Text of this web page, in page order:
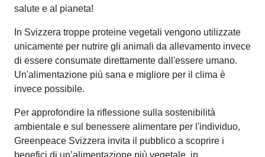
salute e al pianeta!
In Svizzera troppe proteine vegetali vengono utilizzate
unicamente per nutrire gli animali da allevamento invece
di essere consumate direttamente dall'essere umano.
Un'alimentazione più sana e migliore per il clima è
invece possibile.
Per approfondire la riflessione sulla sostenibilità
ambientale e sul benessere alimentare per l'individuo,
Greenpeace Svizzera invita il pubblico a scoprire i
benefici di un’alimentazione più vegetale, in